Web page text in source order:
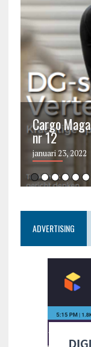
Cargo
nr 12
januari 23, 2022
ADVERTISING